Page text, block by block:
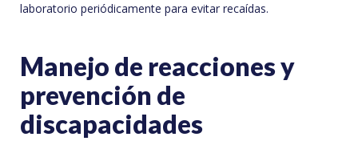
laboratorio periódicamente para evitar recaídas.
Manejo de reacciones y
prevención de
discapacidades